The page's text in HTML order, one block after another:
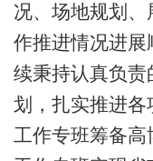
况、场地规划
作推进情况进展
续秉持认真负
划，扎实推进各
工作专班筹备高